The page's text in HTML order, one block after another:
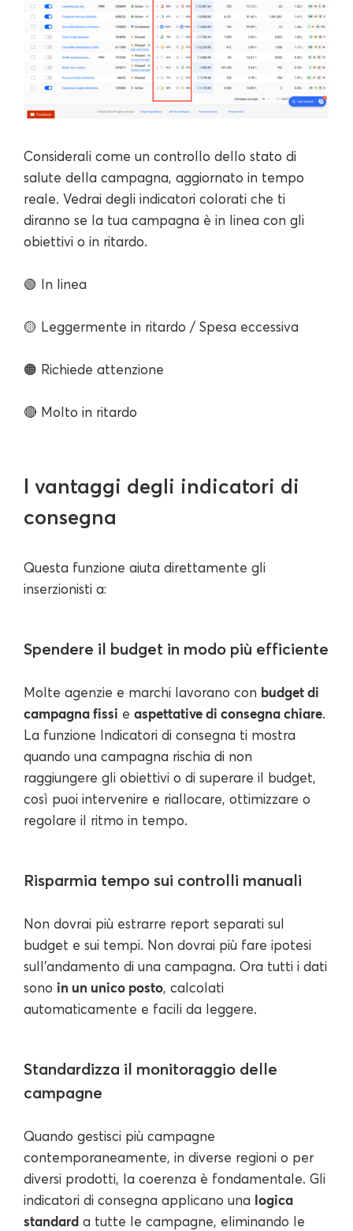
Considerali come un controllo dello stato di
salute della campagna, aggiornato in tempo
reale. Vedrai degli indicatori colorati che ti
diranno se la tua campagna è in linea con gli
obiettivi o in ritardo.
🟢 In linea
🟡 Leggermente in ritardo / Spesa eccessiva
🟠 Richiede attenzione
🔴 Molto in ritardo
I vantaggi degli indicatori di
consegna
Questa funzione aiuta direttamente gli
inserzionisti a:
Spendere il budget in modo più efficiente
Molte agenzie e marchi lavorano con budget di
campagna fissi e aspettative di consegna chiare.
La funzione Indicatori di consegna ti mostra
quando una campagna rischia di non
raggiungere gli obiettivi o di superare il budget,
così puoi intervenire e riallocare, ottimizzare o
regolare il ritmo in tempo.
Risparmia tempo sui controlli manuali
Non dovrai più estrarre report separati sul
budget e sui tempi. Non dovrai più fare ipotesi
sull'andamento di una campagna. Ora tutti i dati
sono in un unico posto, calcolati
automaticamente e facili da leggere.
Standardizza il monitoraggio delle
campagne
Quando gestisci più campagne
contemporaneamente, in diverse regioni o per
diversi prodotti, la coerenza è fondamentale. Gli
indicatori di consegna applicano una logica
standard a tutte le campagne, eliminando le